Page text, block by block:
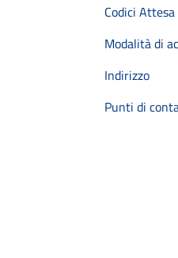
Codici Attesa
Modalità di
Indirizzo
Punti di